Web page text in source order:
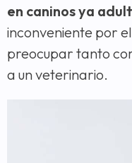
en caninos ya
inconveniente por
preocupar tanto
a un veterinario.